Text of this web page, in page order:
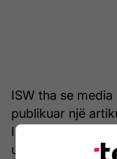
ISW tha se
publikuar një
Irani duhet ta
ushtarake në një